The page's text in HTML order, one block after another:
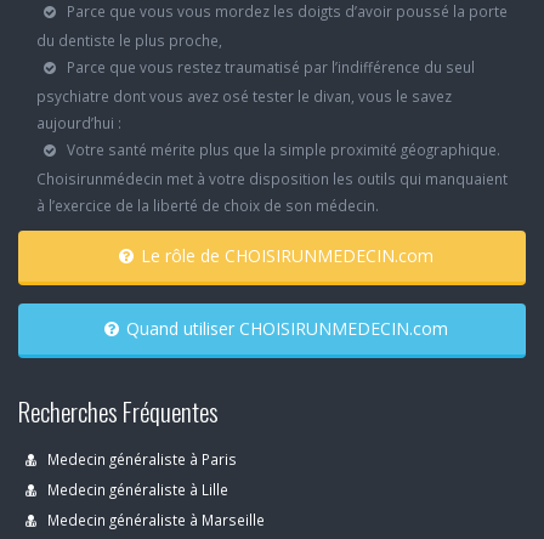
Parce que vous vous mordez les doigts d’avoir poussé la porte
du dentiste le plus proche,
Parce que vous restez traumatisé par l’indifférence du seul
psychiatre dont vous avez osé tester le divan, vous le savez
aujourd’hui :
Votre santé mérite plus que la simple proximité géographique.
Choisirunmédecin met à votre disposition les outils qui manquaient
à l’exercice de la liberté de choix de son médecin.
Le rôle de CHOISIRUNMEDECIN.com
Quand utiliser CHOISIRUNMEDECIN.com
Recherches Fréquentes
Medecin généraliste à Paris
Medecin généraliste à Lille
Medecin généraliste à Marseille